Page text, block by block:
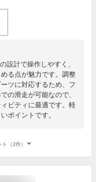
設計で操作しやすく、
る点が魅力です。調整
ツに対応するため、フ
の滑走が可能なので、
ビティに最適です。軽
ポイントです。
（2件）